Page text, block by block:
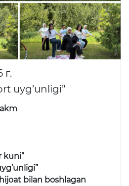
г.
uyg’unligi”
kuni”
bilan boshlagan